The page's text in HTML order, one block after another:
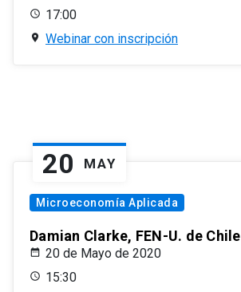
17:00
Webinar con inscripción
20 MAY
Microeconomía Aplicada
Damian Clarke, FEN-U. de Chile
20 de Mayo de 2020
15:30